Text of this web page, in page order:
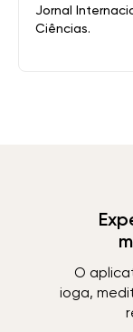
Jornal
Ciências.
O
ioga,